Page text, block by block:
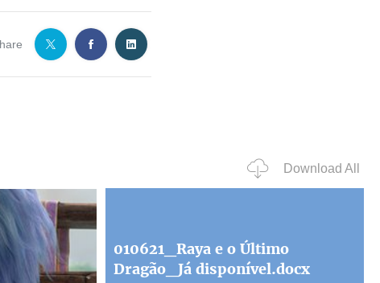
Download All
010621_Raya e o Último
Dragão_Já disponível.docx